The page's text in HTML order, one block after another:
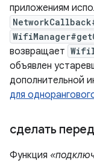
приложениям
возвращает
объявлен
дополнительной
для
сделать
Функция